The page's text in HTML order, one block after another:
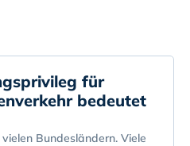
für
bedeutet
Bundesländern. Viele